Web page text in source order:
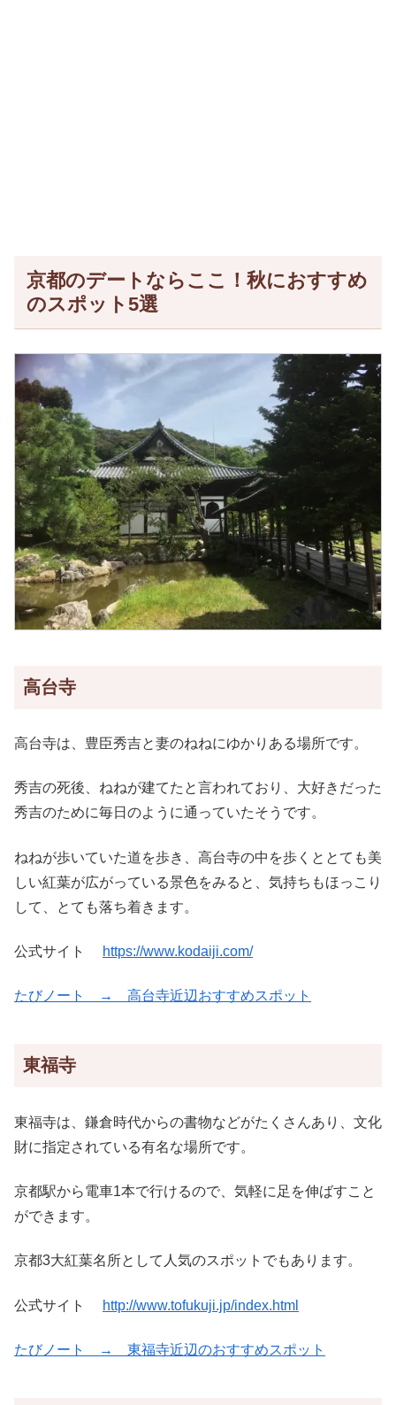
京都のデートならここ！秋におすすめ
のスポット5選
高台寺
高台寺は、豊臣秀吉と妻のねねにゆかりある場所です。
秀吉の死後、ねねが建てたと言われており、大好きだった
秀吉のために毎日のように通っていたそうです。
ねねが歩いていた道を歩き、高台寺の中を歩くととても美
しい紅葉が広がっている景色をみると、気持ちもほっこり
して、とても落ち着きます。
公式サイト https://www.kodaiji.com/
たびノート → 高台寺近辺おすすめスポット
東福寺
東福寺は、鎌倉時代からの書物などがたくさんあり、文化
財に指定されている有名な場所です。
京都駅から電車1本で行けるので、気軽に足を伸ばすこと
ができます。
京都3大紅葉名所として人気のスポットでもあります。
公式サイト http://www.tofukuji.jp/index.html
たびノート → 東福寺近辺のおすすめスポット